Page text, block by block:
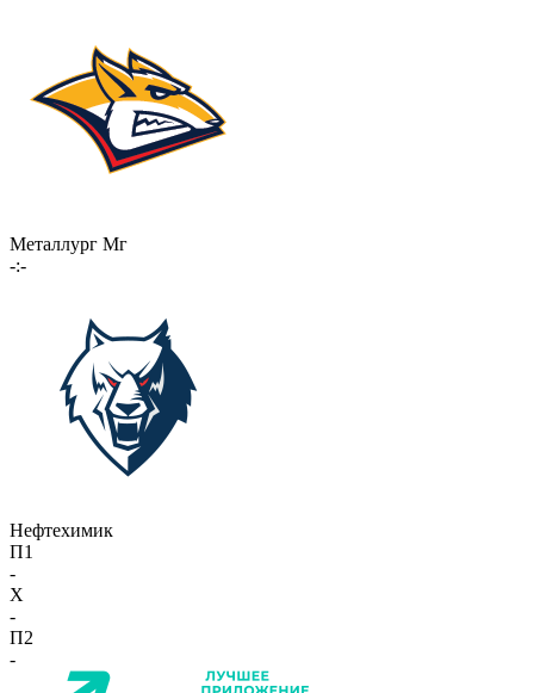
Металлург Мг
-:-
Нефтехимик
П1
-
X
-
П2
-